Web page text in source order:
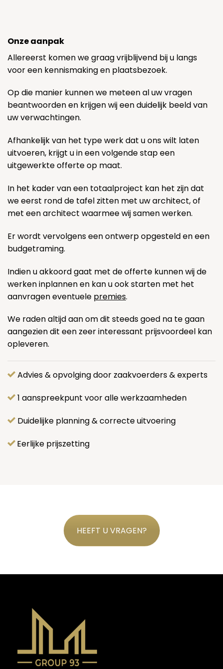
Onze aanpak
Allereerst komen we graag vrijblijvend bij u langs
voor een kennismaking en plaatsbezoek.
Op die manier kunnen we meteen al uw vragen
beantwoorden en krijgen wij een duidelijk beeld van
uw verwachtingen.
Afhankelijk van het type werk dat u ons wilt laten
uitvoeren, krijgt u in een volgende stap een
uitgewerkte offerte op maat.
In het kader van een totaalproject kan het zijn dat
we eerst rond de tafel zitten met uw architect, of
met een architect waarmee wij samen werken.
Er wordt vervolgens een ontwerp opgesteld en een
budgetraming.
Indien u akkoord gaat met de offerte kunnen wij de
werken inplannen en kan u ook starten met het
aanvragen eventuele premies.
We raden altijd aan om dit steeds goed na te gaan
aangezien dit een zeer interessant prijsvoordeel kan
opleveren.
Advies & opvolging door zaakvoerders & experts
1 aanspreekpunt voor alle werkzaamheden
Duidelijke planning & correcte uitvoering
Eerlijke prijszetting
HEEFT U VRAGEN?